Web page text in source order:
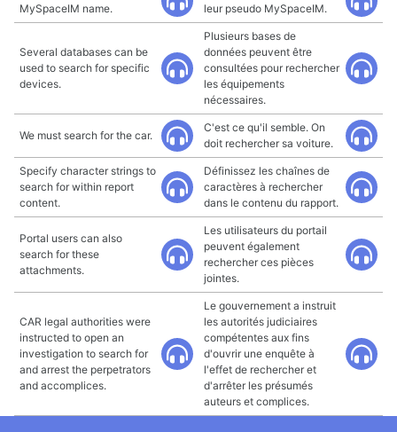
MySpaceIM name.
leur pseudo MySpaceIM.
Several databases can be
used to search for specific
devices.
Plusieurs bases de
données peuvent être
consultées pour rechercher
les équipements
nécessaires.
We must search for the car.
C'est ce qu'il semble. On
doit rechercher sa voiture.
Specify character strings to
search for within report
content.
Définissez les chaînes de
caractères à rechercher
dans le contenu du rapport.
Portal users can also
search for these
attachments.
Les utilisateurs du portail
peuvent également
rechercher ces pièces
jointes.
CAR legal authorities were
instructed to open an
investigation to search for
and arrest the perpetrators
and accomplices.
Le gouvernement a instruit
les autorités judiciaires
compétentes aux fins
d'ouvrir une enquête à
l'effet de rechercher et
d'arrêter les présumés
auteurs et complices.